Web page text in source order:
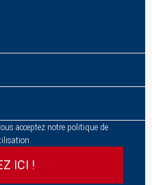
acceptez notre politique de